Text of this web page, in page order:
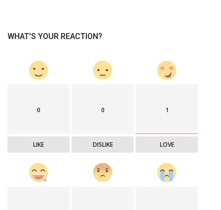
WHAT'S YOUR REACTION?
0
LIKE
0
DISLIKE
1
LOVE